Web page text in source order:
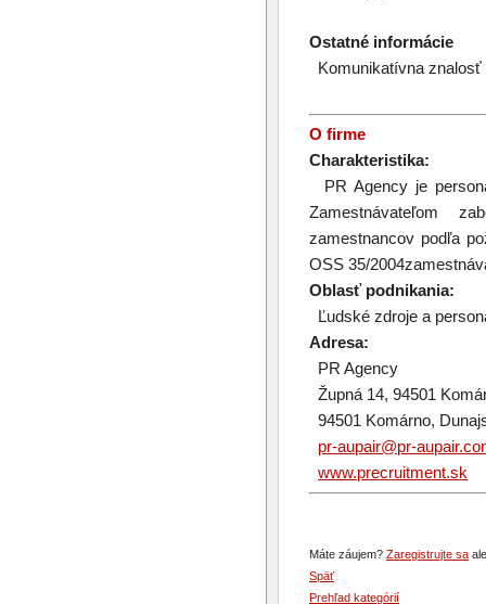
Ostatné informácie
Komunikatívna
O firme
Charakteristika:
PR Agency je
Zamestnávateľom
zamestnancov podľa
OSS 35/
Oblasť podnikania:
Ľudské zdroje a
Adresa:
PR Agency
Župná 14, 94501
94501 Komárno,
pr-aupair@pr-
www.precruitment.sk
Máte záujem? Zaregistrujte sa
Späť
Prehľad kategórií